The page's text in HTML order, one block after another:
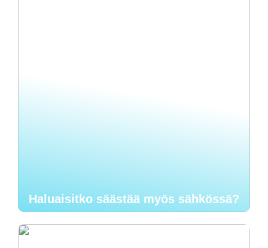
Haluaisitko säästää myös sähkössä?